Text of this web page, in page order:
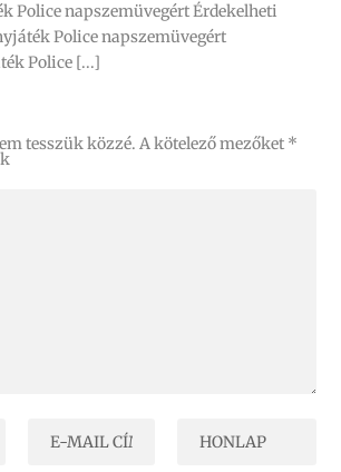
Police napszemüvegért Érdekelheti
Police napszemüvegért
Police [...]
tesszük közzé. A kötelező mezőket *